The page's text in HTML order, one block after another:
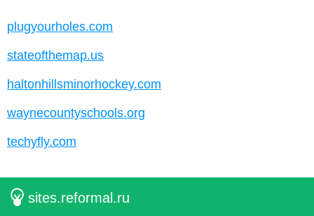
plugyourholes.com
stateofthemap.us
haltonhillsminorhockey.com
waynecountyschools.org
techyfly.com
sites.reformal.ru